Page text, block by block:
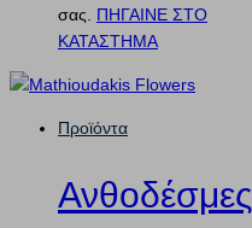
σας. ΠΗΓΑΙΝΕ ΣΤΟ
ΚΑΤΑΣΤΗΜΑ
Προϊόντα
Ανθοδέσμες